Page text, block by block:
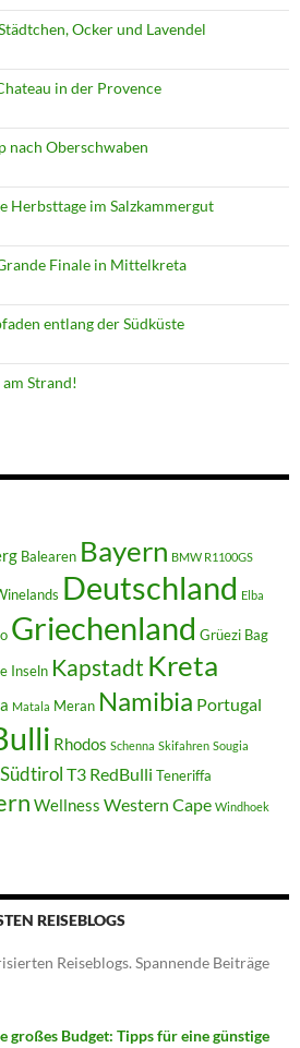
Ocker und Lavendel
in der Provence
nach Oberschwaben
Herbsttage im Salzkammergut
Finale in Mittelkreta
entlang der Südküste
Strand!
Balearen Bayern BMW R1100GS
Deutschland Elba
Griechenland Grüezi Bag
Inseln Kapstadt Kreta
Matala Meran Namibia Portugal
Rhodos Schenna Skifahren Sougia
Südtirol T3 RedBulli Teneriffa
Wellness Western Cape Windhoek
REISEBLOGS
Reiseblogs. Spannende Beiträge
großes Budget: Tipps für eine günstige